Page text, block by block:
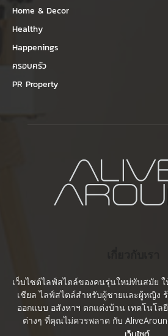
Home & Decor
Healthy
Happenings
ครอบครัว
PR Property
เว็บไซต์ไลฟ์สไตล์ของคนรุ่นใหม่ทันสมัย
เชียล ไลฟ์สไตล์สำหรับผู้ชายและผู้หญิง
ออกแบบ อสังหาฯ ตกแต่งบ้าน เทคโนโล
ต่างๆ ที่คุณไม่ควรพลาด กับ